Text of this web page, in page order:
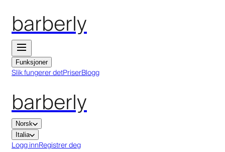
barberly
Funksjoner
Slik fungerer detPriserBlogg
barberly
Norsk
Italia
Logg innRegistrer deg